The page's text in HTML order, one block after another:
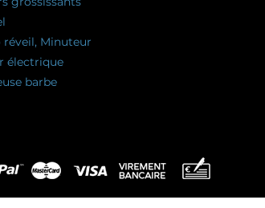
réveil, Minuteur
électrique
barbe